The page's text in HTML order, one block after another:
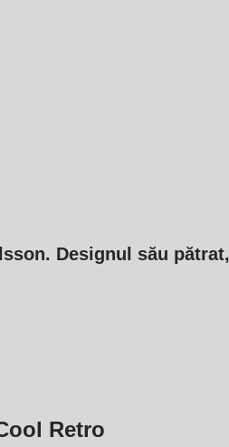
Designul său
Retro